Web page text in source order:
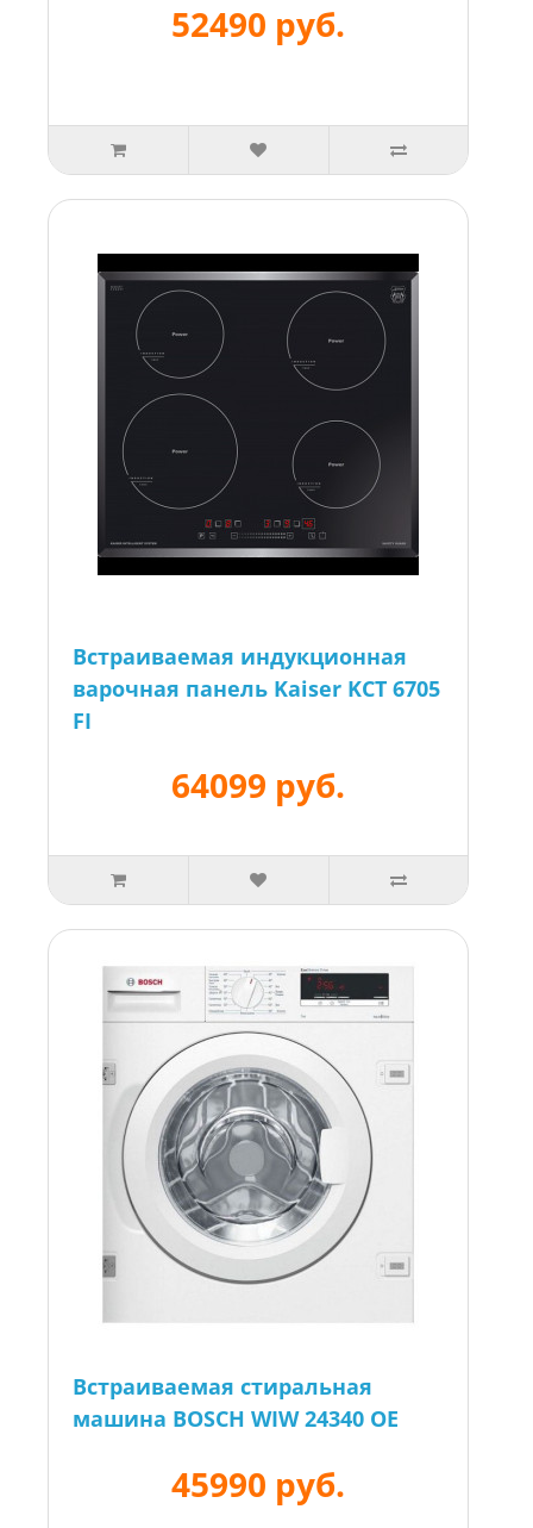
52490 руб.
Встраиваемая индукционная
варочная панель Kaiser KCT 6705
FI
64099 руб.
Встраиваемая стиральная
машина BOSCH WIW 24340 OE
45990 руб.